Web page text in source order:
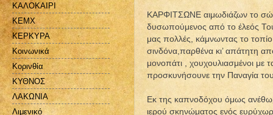
ΚΑΡΦΙΤΣΩΝΕ αιμωδιάζων το
δυσωπούμενος από το έλεός Του
μας πολλές, κάμνωντας το
σινδόνα,παρθένα κι’ απάτητη
μονοπάτι , χουχουλιασμένοι με
προσκυνήσουνε την Παναγία
Εκ της καπνοδόχου όμως
ιερού σκηνώματος ενός
ΚΑΛΟΚΑΙΡΙ
ΚΕΜΧ
ΚΕΡΚΥΡΑ
Κοινωνικά
Κορινθία
ΚΥΘΝΟΣ
ΛΑΚΩΝΙΑ
Λιμενικό